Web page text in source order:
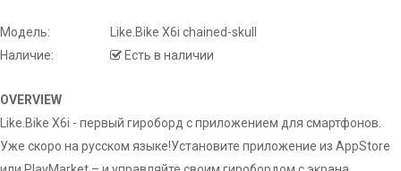
Модель:
Like.Bike X6i chained-skull
Наличие:
Есть в наличии
OVERVIEW
Like.Bike X6i - первый гироборд с приложением для смартфонов.
Уже скоро на русском языке!Установите приложение из AppStore